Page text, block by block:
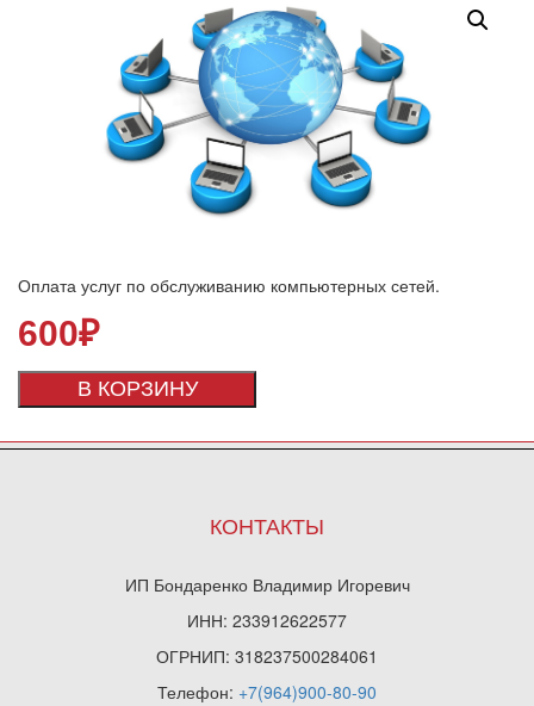
Оплата услуг по обслуживанию компьютерных сетей.
600₽
В КОРЗИНУ
КОНТАКТЫ
ИП Бондаренко Владимир Игоревич
ИНН: 233912622577
ОГРНИП: 318237500284061
Телефон: +7(964)900-80-90